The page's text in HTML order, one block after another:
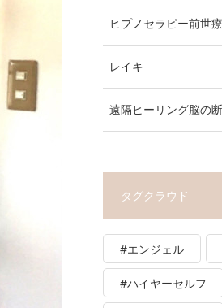
ヒプノセラピー前世
レイキ
遠隔ヒーリング脳の
タグクラウド
#エンジェル
#ハイヤーセルフ